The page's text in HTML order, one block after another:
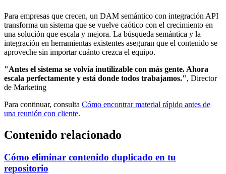
Para empresas que crecen, un DAM semántico con integración API
transforma un sistema que se vuelve caótico con el crecimiento en
una solución que escala y mejora. La búsqueda semántica y la
integración en herramientas existentes aseguran que el contenido se
aproveche sin importar cuánto crezca el equipo.
"Antes el sistema se volvía inutilizable con más gente. Ahora
escala perfectamente y está donde todos trabajamos.", Director
de Marketing
Para continuar, consulta Cómo encontrar material rápido antes de
una reunión con cliente.
Contenido relacionado
Cómo eliminar contenido duplicado en tu
repositorio